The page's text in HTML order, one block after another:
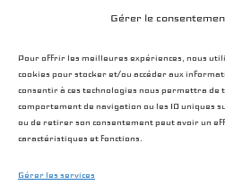
Gérer le
Pour offrir les meilleures expériences, nous
cookies pour stocker et/ou accéder aux
consentir à ces technologies nous permettra
comportement de navigation ou les ID uniques
ou de retirer son consentement peut avoir un
caractéristiques et fonctions.
Gérer les services
Contact